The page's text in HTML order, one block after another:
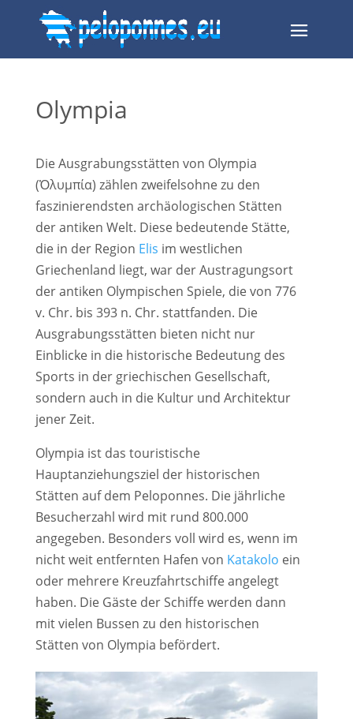
Olympia
Die Ausgrabungsstätten von Olympia
(Ὀλυμπία) zählen zweifelsohne zu den
faszinierendsten archäologischen Stätten
der antiken Welt. Diese bedeutende Stätte,
die in der Region Elis im westlichen
Griechenland liegt, war der Austragungsort
der antiken Olympischen Spiele, die von 776
v. Chr. bis 393 n. Chr. stattfanden. Die
Ausgrabungsstätten bieten nicht nur
Einblicke in die historische Bedeutung des
Sports in der griechischen Gesellschaft,
sondern auch in die Kultur und Architektur
jener Zeit.
Olympia ist das touristische
Hauptanziehungsziel der historischen
Stätten auf dem Peloponnes. Die jährliche
Besucherzahl wird mit rund 800.000
angegeben. Besonders voll wird es, wenn im
nicht weit entfernten Hafen von Katakolo ein
oder mehrere Kreuzfahrtschiffe angelegt
haben. Die Gäste der Schiffe werden dann
mit vielen Bussen zu den historischen
Stätten von Olympia befördert.